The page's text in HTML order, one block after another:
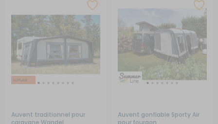
Auvent traditionnel pour
caravane Wandel
Auvent gonflable Sporty Air
pour fourgon